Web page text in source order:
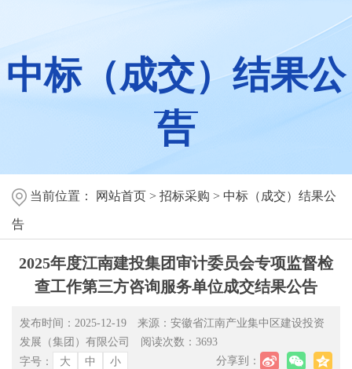
中标（成交）结果公
告
当前位置： 网站首页 > 招标采购 > 中标（成交）结果公
告
2025年度江南建投集团审计委员会专项监督检
查工作第三方咨询服务单位成交结果公告
发布时间：2025-12-19
来源：安徽省江南产业集中区建设投资
发展（集团）有限公司
阅读次数： 3693
分享到：
字号： 大 中 小